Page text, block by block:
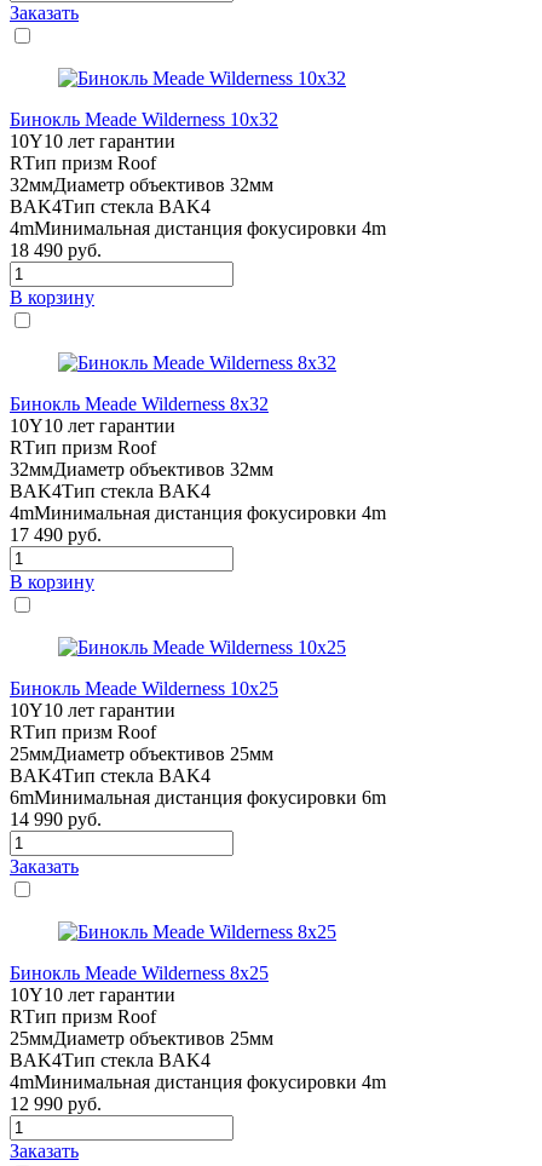
Заказать
Бинокль Meade Wilderness 10x32
10Y10 лет гарантии
RТип призм Roof
32ммДиаметр объективов 32мм
BAK4Тип стекла BAK4
4mМинимальная дистанция фокусировки 4m
18 490 руб.
В корзину
Бинокль Meade Wilderness 8x32
10Y10 лет гарантии
RТип призм Roof
32ммДиаметр объективов 32мм
BAK4Тип стекла BAK4
4mМинимальная дистанция фокусировки 4m
17 490 руб.
В корзину
Бинокль Meade Wilderness 10x25
10Y10 лет гарантии
RТип призм Roof
25ммДиаметр объективов 25мм
BAK4Тип стекла BAK4
6mМинимальная дистанция фокусировки 6m
14 990 руб.
Заказать
Бинокль Meade Wilderness 8x25
10Y10 лет гарантии
RТип призм Roof
25ммДиаметр объективов 25мм
BAK4Тип стекла BAK4
4mМинимальная дистанция фокусировки 4m
12 990 руб.
Заказать